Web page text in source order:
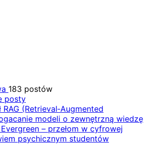
183 postów
posty
RAG (Retrieval‑Augmented
modeli o zewnętrzną wiedzę
Evergreen – przełom w cyfrowej
psychicznym studentów